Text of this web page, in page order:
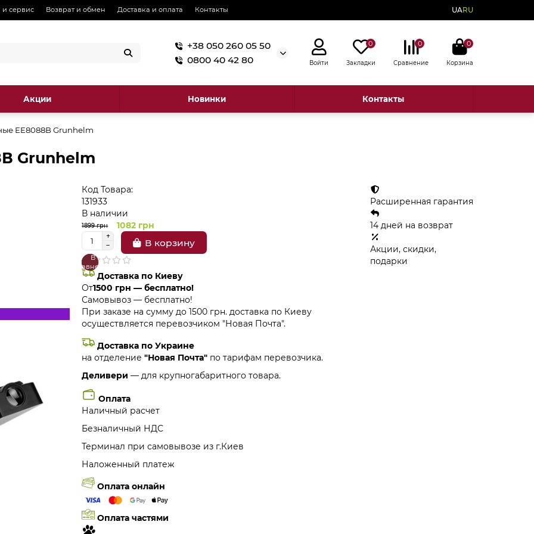
и сервис Возврат и обмен Доставка и оплата Контакты UARU
+38 050 260 05 50
0800 40 42 80
Войти
0
Закладки
0
Сравнение
0
Корзина
Акции Новинки Контакты
EE8088В Grunhelm
Grunhelm
Код Товара:
131933
В наличии
1899 грн 1082 грн
В корзину
В
закладки
В
сравнение
Доставка по Киеву
От1500 грн — бесплатно!
Самовывоз — бесплатно!
При заказе на сумму до 1500 грн. доставка по Киеву
осуществляется перевозчиком "Новая Почта".
Доставка по Украине
на отделение"Новая Почта" по тарифам перевозчика.
Деливери — для крупногабаритного товара.
Оплата
Наличный расчет
Безналичный НДС
Терминал при самовывозе из г.Киев
Наложенный платеж
Оплата онлайн
Оплата частями
Расширенная гарантия
14 дней на возврат
Акции, скидки,
подарки